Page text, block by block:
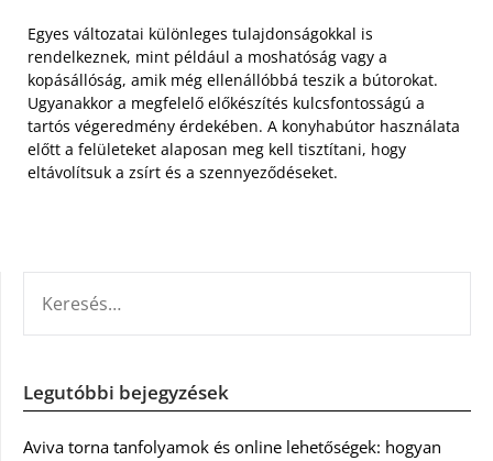
Egyes változatai különleges tulajdonságokkal is
rendelkeznek, mint például a moshatóság vagy a
kopásállóság, amik még ellenállóbbá teszik a bútorokat.
Ugyanakkor a megfelelő előkészítés kulcsfontosságú a
tartós végeredmény érdekében. A konyhabútor használata
előtt a felületeket alaposan meg kell tisztítani, hogy
eltávolítsuk a zsírt és a szennyeződéseket.
Legutóbbi bejegyzések
Aviva torna tanfolyamok és online lehetőségek: hogyan